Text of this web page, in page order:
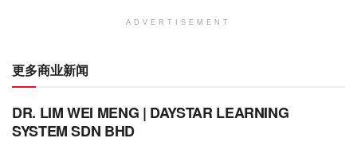
ADVERTISEMENT
更多商业新闻
DR. LIM WEI MENG | DAYSTAR LEARNING
SYSTEM SDN BHD